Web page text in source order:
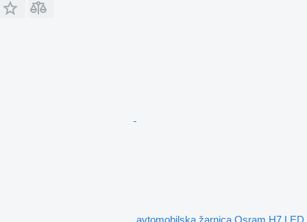
avtomobilska žarnica Osram H7 LED